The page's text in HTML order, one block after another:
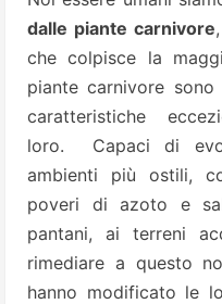
dalle piante carnivore
che colpisce la
piante carnivore
caratteristiche
loro. Capaci di
ambienti più ostili,
poveri di azoto e
pantani, ai terreni
rimediare a questo
hanno modificato le